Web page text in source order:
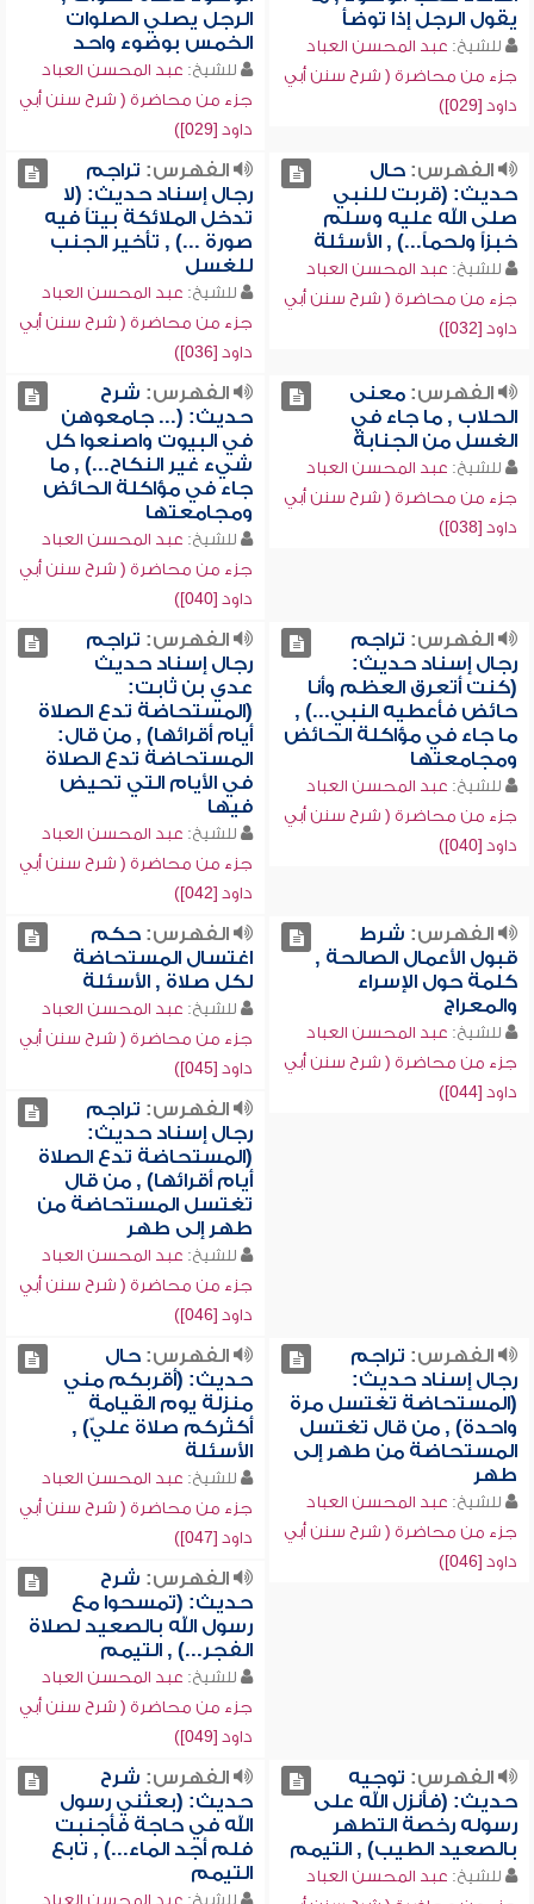
يقول الرجل إذا توضأ
للشيخ: عبد المحسن العباد
جزء من محاضرة ( شرح سنن أبي
داود [029])
الرجل يصلي الصلوات
الخمس بوضوء واحد
للشيخ: عبد المحسن العباد
جزء من محاضرة ( شرح سنن أبي
داود [029])
الفهرس:حال
حديث: (قربت للنبي
صلى الله عليه وسلم
خبزاً ولحماً...) , الأسئلة
للشيخ: عبد المحسن العباد
جزء من محاضرة ( شرح سنن أبي
داود [032])
الفهرس: تراجم
رجال إسناد حديث: (لا
تدخل الملائكة بيتاً فيه
صورة ...) , تأخير الجنب
للغسل
للشيخ: عبد المحسن العباد
جزء من محاضرة ( شرح سنن أبي
داود [036])
الفهرس:معنى
الحلاب , ما جاء في
الغسل من الجنابة
للشيخ: عبد المحسن العباد
جزء من محاضرة ( شرح سنن أبي
داود [038])
الفهرس: شرح
حديث: (... جامعوهن
في البيوت واصنعوا كل
شيء غير النكاح...) , ما
جاء في مؤاكلة الحائض
ومجامعتها
للشيخ: عبد المحسن العباد
جزء من محاضرة ( شرح سنن أبي
داود [040])
الفهرس: تراجم
رجال إسناد حديث:
(كنت أتعرق العظم وأنا
حائض فأعطيه النبي...) ,
ما جاء في مؤاكلة الحائض
ومجامعتها
للشيخ: عبد المحسن العباد
جزء من محاضرة ( شرح سنن أبي
داود [040])
الفهرس: تراجم
رجال إسناد حديث
عدي بن ثابت:
(المستحاضة تدع الصلاة
أيام أقرائها) , من قال:
المستحاضة تدع الصلاة
في الأيام التي تحيض
فيها
للشيخ: عبد المحسن العباد
جزء من محاضرة ( شرح سنن أبي
داود [042])
الفهرس: شرط
قبول الأعمال الصالحة ,
كلمة حول الإسراء
والمعراج
للشيخ: عبد المحسن العباد
جزء من محاضرة ( شرح سنن أبي
داود [044])
الفهرس:حكم
اغتسال المستحاضة
لكل صلاة , الأسئلة
للشيخ: عبد المحسن العباد
جزء من محاضرة ( شرح سنن أبي
داود [045])
الفهرس: تراجم
رجال إسناد حديث:
(المستحاضة تدع الصلاة
أيام أقرائها) , من قال
تغتسل المستحاضة من
طهر إلى طهر
للشيخ: عبد المحسن العباد
جزء من محاضرة ( شرح سنن أبي
داود [046])
الفهرس: تراجم
رجال إسناد حديث:
(المستحاضة تغتسل مرة
واحدة) , من قال تغتسل
المستحاضة من طهر إلى
طهر
للشيخ: عبد المحسن العباد
جزء من محاضرة ( شرح سنن أبي
داود [046])
الفهرس:حال
حديث: (أقربكم مني
منزلة يوم القيامة
أكثركم صلاة عليّ) ,
الأسئلة
للشيخ: عبد المحسن العباد
جزء من محاضرة ( شرح سنن أبي
داود [047])
الفهرس: شرح
حديث: (تمسحوا مع
رسول الله بالصعيد لصلاة
الفجر...) , التيمم
للشيخ: عبد المحسن العباد
جزء من محاضرة ( شرح سنن أبي
داود [049])
الفهرس: توجيه
حديث: (فأنزل الله على
رسوله رخصة التطهر
بالصعيد الطيب) , التيمم
للشيخ: عبد المحسن العباد
الفهرس: شرح
حديث: (بعثني رسول
الله في حاجة فأجنبت
فلم أجد الماء...) , تابع
التيمم
للشيخ: عبد المحسن العباد